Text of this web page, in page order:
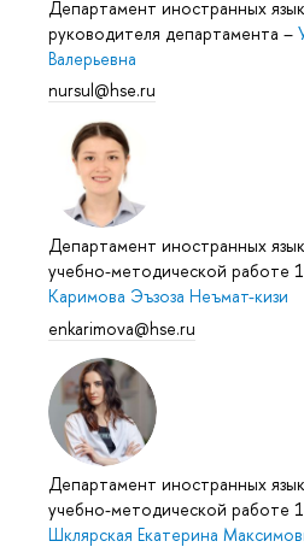
Департамент иностранных
руководителя департамента –
Валерьевна
nursul@hse.ru
Департамент иностранных
учебно-методической работе
Каримова Эъзоза Неъмат-кизи
enkarimova@hse.ru
Департамент иностранных
учебно-методической работе
Шклярская Екатерина